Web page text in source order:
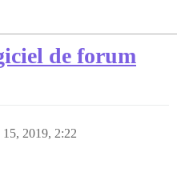
de forum
15, 2019, 2:22